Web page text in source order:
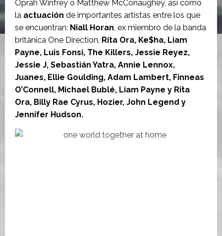
Oprah Winfrey o Matthew McConaughey, así como
la actuación de importantes artistas entre los que
se encuentran: Niall Horan, ex miembro de la banda
británica One Direction, Rita Ora, Ke$ha, Liam
Payne, Luis Fonsi, The Killers, Jessie Reyez,
Jessie J, Sebastián Yatra, Annie Lennox,
Juanes, Ellie Goulding, Adam Lambert, Finneas
O’Connell, Michael Bublé, Liam Payne y Rita
Ora, Billy Rae Cyrus, Hozier, John Legend y
Jennifer Hudson.